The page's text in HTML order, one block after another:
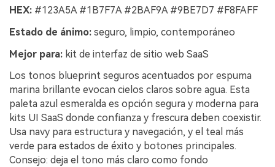
HEX: #123A5A #1B7F7A #2BAF9A #9BE7D7 #F8FAFF
Estado de ánimo: seguro, limpio, contemporáneo
Mejor para: kit de interfaz de sitio web SaaS
Los tonos blueprint seguros acentuados por espuma
marina brillante evocan cielos claros sobre agua. Esta
paleta azul esmeralda es opción segura y moderna para
kits UI SaaS donde confianza y frescura deben coexistir.
Usa navy para estructura y navegación, y el teal más
verde para estados de éxito y botones principales.
Consejo: deja el tono más claro como fondo